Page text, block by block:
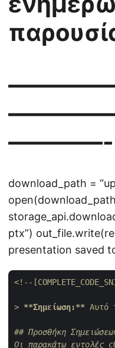
————-
download_path =
ptx”)
presentation saved
<!--
> **Σημείωση:** Αυτό
## Προσθήκη
Οι παρακάτω εντολές